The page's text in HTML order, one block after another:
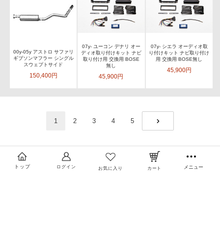
00y-05y アストロ サファリ
ギブソンマフラー シングル
スウェプトサイド
150,400円
07y- ユーコン デナリ オー
ディオ取り付けキット ナビ
取り付け用 交換用 BOSE
無し
45,900円
07y- シエラ オーディオ取
り付けキット ナビ取り付け
用 交換用 BOSE無し
45,900円
1 2 3 4
5
トップ ログイン お気に入り カート メニュー